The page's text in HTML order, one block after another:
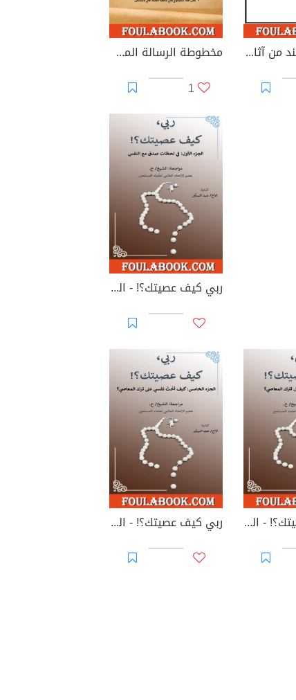
الصحيح المسند من آثار ابن مسعود رضي الله عنه
مخطوطة الرسالة المفصلة لأحوال المتعلمين وأحكام المعلمين والمتعلمين
1
ربي كيف عصيتك؟! - الجزء الأول: في لحظات صدق مع النفس
ربي كيف عصيتك؟! - الجزء الرابع: ما المقابل لترك المعاصي؟ ربي كيف عصيتك؟! - الجزء الخامس: كيف أحُثّ نفسي على ترك المعاصي؟